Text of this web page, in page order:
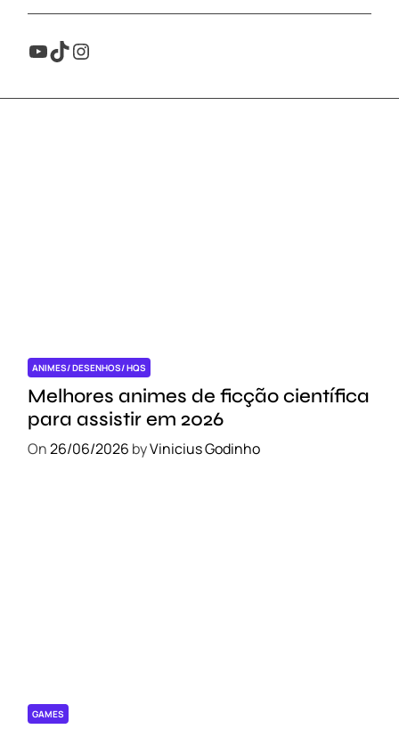
Youtube TikTok Instagram
ANIMES/ DESENHOS/ HQS
Melhores animes de ficção científica
para assistir em 2026
On26/06/2026 byVinicius Godinho
GAMES